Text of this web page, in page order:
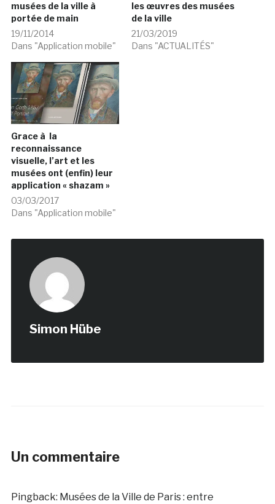
musées de la ville à
portée de main
19/11/2014
Dans "Application mobile"
les œuvres des musées
de la ville
21/03/2019
Dans "ACTUALITÉS"
Grace à la
reconnaissance
visuelle, l’art et les
musées ont (enfin) leur
application « shazam »
03/03/2017
Dans "Application mobile"
Simon Hübe
Un commentaire
Pingback: Musées de la Ville de Paris : entre